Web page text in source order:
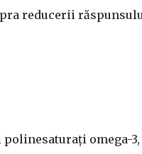
reducerii
omega-3,